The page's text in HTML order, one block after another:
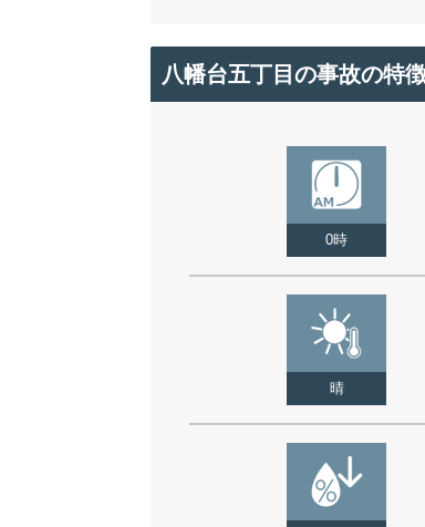
八幡台五丁目の事故の特
0時
晴